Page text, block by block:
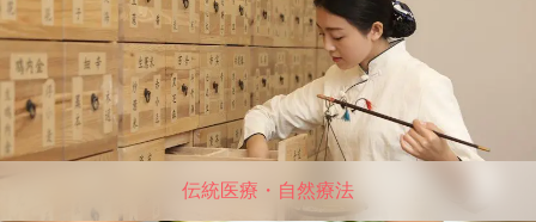
伝統医療・自然療法